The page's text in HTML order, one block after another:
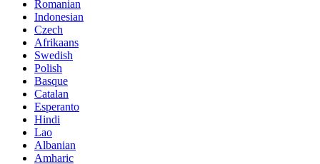
Romanian
Indonesian
Czech
Afrikaans
Swedish
Polish
Basque
Catalan
Esperanto
Hindi
Lao
Albanian
Amharic